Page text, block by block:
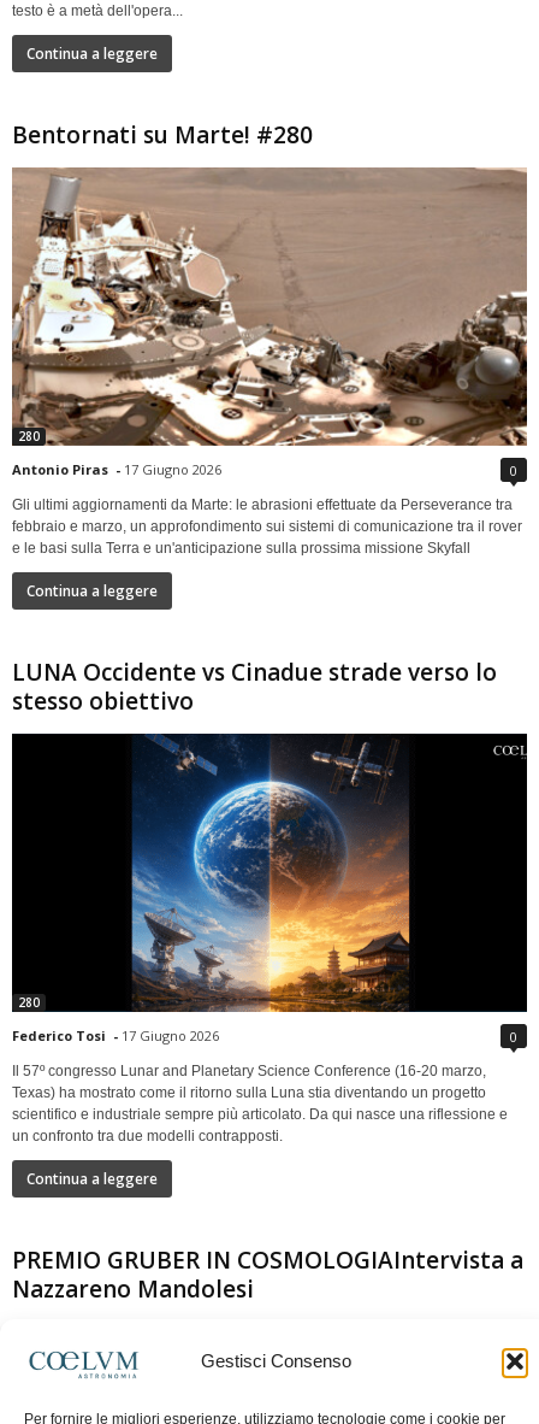
Gestisci Consenso
Per fornire le migliori esperienze, utilizziamo tecnologie come i cookie per
testo è a metà dell'opera...
Continua a leggere
Bentornati su Marte! #280
280
Antonio Piras - 17 Giugno 2026 0
Gli ultimi aggiornamenti da Marte: le abrasioni effettuate da Perseverance tra
febbraio e marzo, un approfondimento sui sistemi di comunicazione tra il rover
e le basi sulla Terra e un'anticipazione sulla prossima missione Skyfall
Continua a leggere
LUNA Occidente vs Cinadue strade verso lo
stesso obiettivo
280
Federico Tosi - 17 Giugno 2026 0
Il 57º congresso Lunar and Planetary Science Conference (16-20 marzo,
Texas) ha mostrato come il ritorno sulla Luna stia diventando un progetto
scientifico e industriale sempre più articolato. Da qui nasce una riflessione e
un confronto tra due modelli contrapposti.
Continua a leggere
PREMIO GRUBER IN COSMOLOGIAIntervista a
Nazzareno Mandolesi